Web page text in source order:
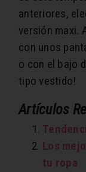
anteriores,
versión maxi.
con unos
o con el bajo
tipo vestido!
Artículos
Los
tu ropa